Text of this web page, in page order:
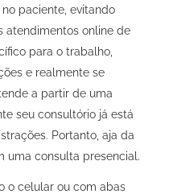
paciente, evitando
atendimentos online de
para o trabalho,
e realmente se
a partir de uma
seu consultório já está
Portanto, aja da
uma consulta presencial.
o celular ou com abas